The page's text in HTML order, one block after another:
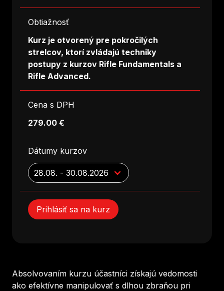
Obtiažnosť
Kurz je otvorený pre pokročilých
strelcov, ktorí zvládajú techniky
postupy z kurzov Rifle Fundamentals a
Rifle Advanced.
Cena s DPH
279.00 €
Dátumy kurzov
Prihlásiť sa na kurz
Absolvovaním kurzu účastníci získajú vedomosti
ako efektívne manipulovať s dlhou zbraňou pri